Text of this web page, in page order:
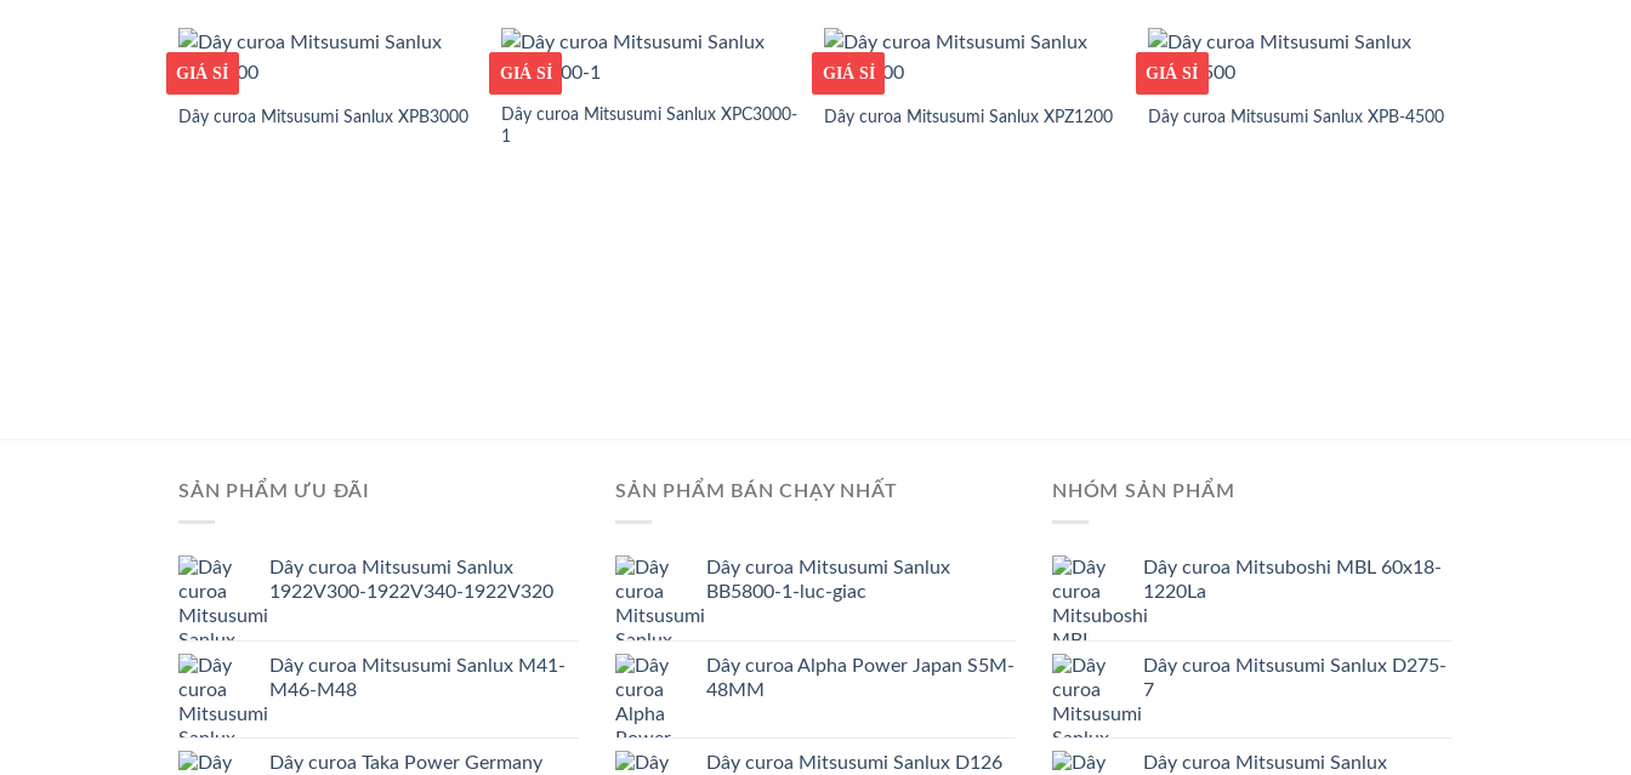
GIÁ TỐT
GIÁ SỈ
Dây curoa Mitsusumi Sanlux XPB3000
GIÁ TỐT
GIÁ SỈ
Dây curoa Mitsusumi Sanlux XPC3000-
1
GIÁ TỐT
GIÁ SỈ
Dây curoa Mitsusumi Sanlux XPZ1200
GIÁ TỐT
GIÁ SỈ
Dây curoa Mitsusumi Sanlux XPB-4500
SẢN PHẨM ƯU ĐÃI
Dây curoa Mitsusumi Sanlux
1922V300-1922V340-1922V320
Dây curoa Mitsusumi Sanlux M41-
M46-M48
Dây curoa Taka Power Germany
SẢN PHẨM BÁN CHẠY NHẤT
Dây curoa Mitsusumi Sanlux
BB5800-1-luc-giac
Dây curoa Alpha Power Japan S5M-
48MM
Dây curoa Mitsusumi Sanlux D126
NHÓM SẢN PHẨM
Dây curoa Mitsuboshi MBL 60x18-
1220La
Dây curoa Mitsusumi Sanlux D275-
7
Dây curoa Mitsusumi Sanlux